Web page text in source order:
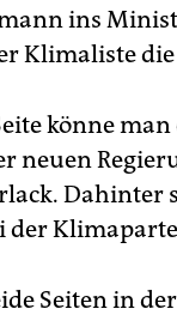
ins
Klimaliste
könne
neuen
Dahinter
Seiten in